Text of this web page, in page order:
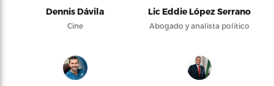
Dennis Dávila
Cine
Lic Eddie López Serrano
Abogado y analista político